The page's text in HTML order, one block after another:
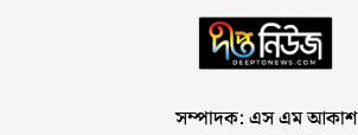
সম্পাদক: এস এম আকাশ